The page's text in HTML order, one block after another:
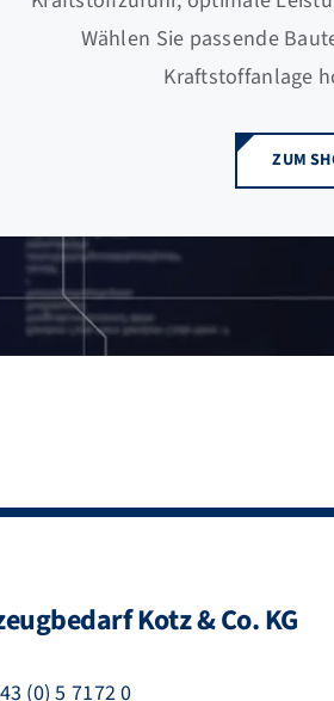
Wählen Sie passende
Kraftstoffanlage
ZUM
Kotz & Co. KG
(0) 5 7172 0